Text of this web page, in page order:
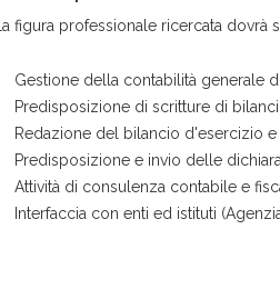
La figura professionale ricercata
Gestione della contabilità generale
Predisposizione di scritture di
Redazione del bilancio d'esercizio e
Predisposizione e invio delle
Attività di consulenza contabile e
Interfaccia con enti ed istituti